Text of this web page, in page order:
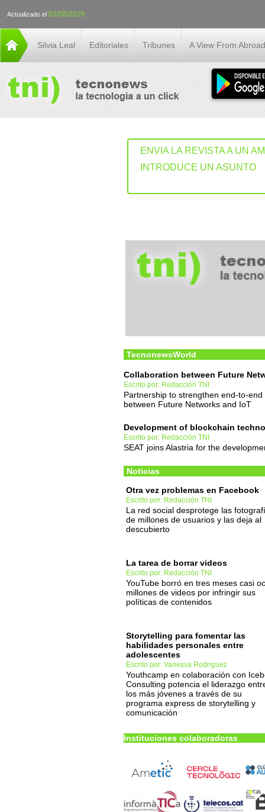
Actualizado el 03/08/2026
Silvia Leal Editoriales Tribunes A View From Abroad
ENVIA LA REVISTA A UN
INTRODUCE UN ASUNTO
TecnonewsWorld
Collaboration between Future
Escrito por: Redacción TNI
Partnership to strengthen end-to-
between Future Networks and IoT
Development of blockchain
Escrito por: Redacción TNI
SEAT joins Alastria for the
Noticias
Otra vez problemas en Facebook
Escrito por: Redacción TNI
La red social desprotege las
de millones de usuarios y las deja al
descubierto
La tarea de borrar videos
Escrito por: Redacción TNI
YouTube borró en tres meses casi
millones de videos por infringir sus
políticas de contenidos
Storytelling para fomentar las
habilidades personales entre
adolescentes
Escrito por: Vanessa Rodriguez
Youthcamp en colaboración con
Consulting potencia el liderazgo
los más jóvenes a través de su
programa express de storytelling y
comunicación
Instituciones colaboradoras